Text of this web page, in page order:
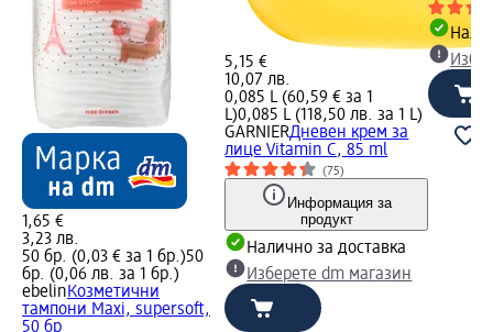
1,65 €
3,23 лв.
50 бр. (0,03 € за 1 бр.)50
бр. (0,06 лв. за 1 бр.)
ebelinКозметични
тампони Maxi, supersoft,
50 бр
5,15 €
10,07 лв.
0,085 L (60,59 € за 1
L)0,085 L (118,50 лв. за 1 L)
GARNIERДневен крем за
лице Vitamin C, 85 ml
(75)
Информация за
продукт
Налично за доставка
Изберете dm магазин